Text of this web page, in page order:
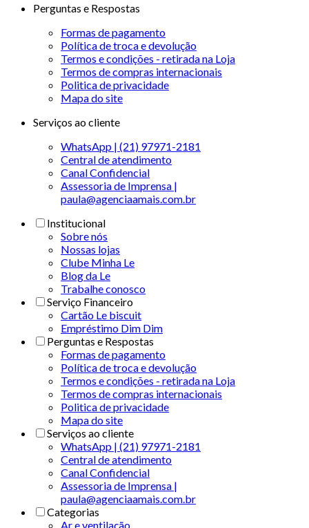
Perguntas e Respostas
Formas de pagamento
Política de troca e devolução
Termos e condições - retirada na Loja
Termos de compras internacionais
Politica de privacidade
Mapa do site
Serviços ao cliente
WhatsApp | (21) 97971-2181
Central de atendimento
Canal Confidencial
Assessoria de Imprensa |
paula@agenciaamais.com.br
Institucional
Sobre nós
Nossas lojas
Clube Minha Le
Blog da Le
Trabalhe conosco
Serviço Financeiro
Cartão Le biscuit
Empréstimo Dim Dim
Perguntas e Respostas
Formas de pagamento
Política de troca e devolução
Termos e condições - retirada na Loja
Termos de compras internacionais
Politica de privacidade
Mapa do site
Serviços ao cliente
WhatsApp | (21) 97971-2181
Central de atendimento
Canal Confidencial
Assessoria de Imprensa |
paula@agenciaamais.com.br
Categorias
Ar e ventilação